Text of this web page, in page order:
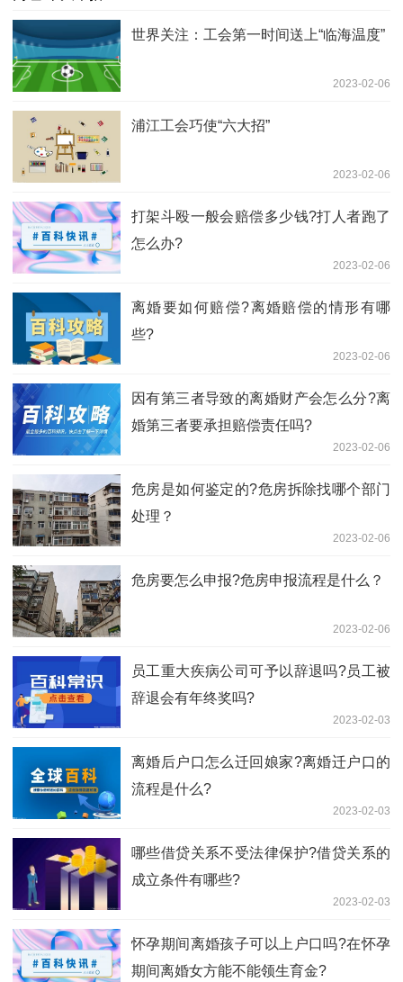
世界关注：工会第一时间送上“临海温度”
2023-02-06
浦江工会巧使“六大招”
2023-02-06
打架斗殴一般会赔偿多少钱?打人者跑了
怎么办?
2023-02-06
离婚要如何赔偿?离婚赔偿的情形有哪
些?
2023-02-06
因有第三者导致的离婚财产会怎么分?离
婚第三者要承担赔偿责任吗?
2023-02-06
危房是如何鉴定的?危房拆除找哪个部门
处理？
2023-02-06
危房要怎么申报?危房申报流程是什么？
2023-02-06
员工重大疾病公司可予以辞退吗?员工被
辞退会有年终奖吗?
2023-02-03
离婚后户口怎么迁回娘家?离婚迁户口的
流程是什么?
2023-02-03
哪些借贷关系不受法律保护?借贷关系的
成立条件有哪些?
2023-02-03
怀孕期间离婚孩子可以上户口吗?在怀孕
期间离婚女方能不能领生育金?